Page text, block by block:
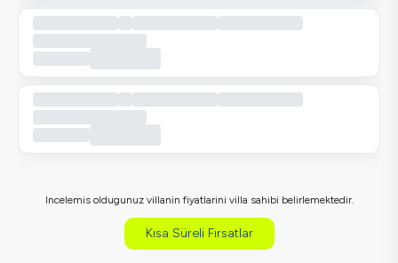
Incelemis oldugunuz villanin fiyatlarini villa sahibi belirlemektedir.
Kısa Süreli Fırsatlar